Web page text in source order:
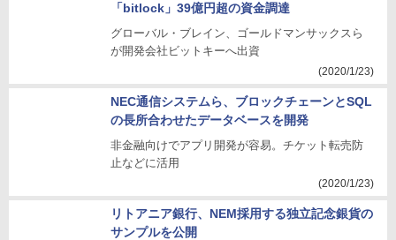
「bitlock」39億円超の資金調達
グローバル・ブレイン、ゴールドマンサックスら
が開発会社ビットキーへ出資
(2020/1/23)
NEC通信システムら、ブロックチェーンとSQL
の長所合わせたデータベースを開発
非金融向けでアプリ開発が容易。チケット転売防
止などに活用
(2020/1/23)
リトアニア銀行、NEM採用する独立記念銀貨の
サンプルを公開